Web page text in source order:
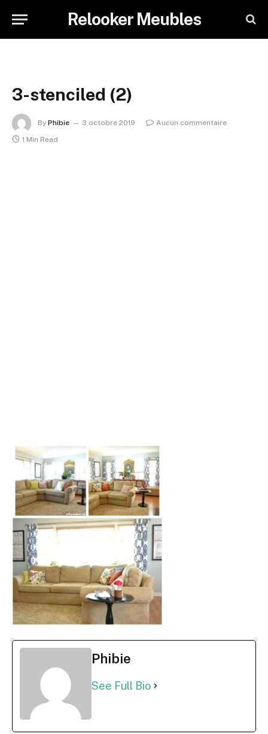
Relooker Meubles
3-stenciled (2)
By Phibie 3 octobre 2019
Aucun commentaire
1 Min Read
Phibie
See Full Bio